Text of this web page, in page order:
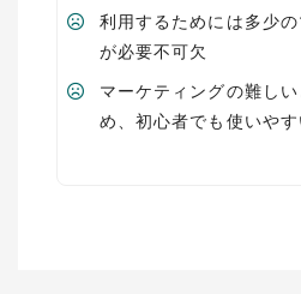
利用するためには多少
が必要不可欠
マーケティングの難し
め、初心者でも使いやす